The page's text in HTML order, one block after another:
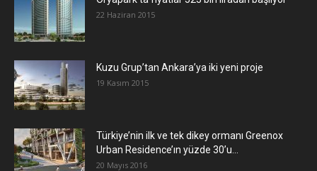
22 Haziran 2015
​Kuzu Grup’tan Ankara’ya iki yeni proje
19 Kasım 2015
Türkiye’nin ilk ve tek dikey ormanı Greenox
Urban Residence’ın yüzde 30’u...
20 Mayıs 2016